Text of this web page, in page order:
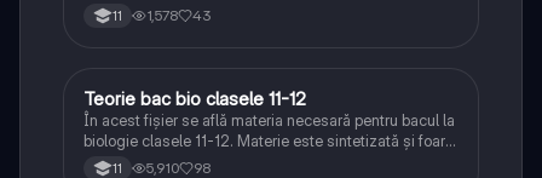
11 1,578 43
Biologie
Teorie bac bio clasele 11-12
În acest fișier se află materia necesară pentru bacul la
biologie clasele 11-12. Materie este sintetizată și foarte
bine explicată.
11 5,910 98